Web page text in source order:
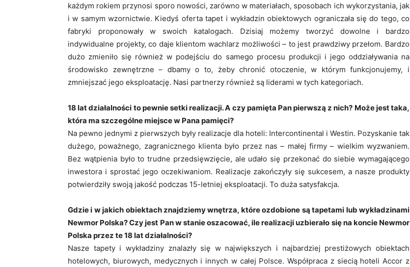
każdym rokiem przynosi sporo nowości, zarówno w materiałach, sposobach ich wykorzystania, jak
i w samym wzornictwie. Kiedyś oferta tapet i wykładzin obiektowych ograniczała się do tego, co
fabryki proponowały w swoich katalogach. Dzisiaj możemy tworzyć dowolne i bardzo
indywidualne projekty, co daje klientom wachlarz możliwości – to jest prawdziwy przełom. Bardzo
dużo zmieniło się również w podejściu do samego procesu produkcji i jego oddziaływania na
środowisko zewnętrzne – dbamy o to, żeby chronić otoczenie, w którym funkcjonujemy, i
zmniejszać jego eksploatację. Nasi partnerzy również są liderami w tych kategoriach.
18 lat działalności to pewnie setki realizacji. A czy pamięta Pan pierwszą z nich? Może jest taka,
która ma szczególne miejsce w Pana pamięci?
Na pewno jednymi z pierwszych były realizacje dla hoteli: Intercontinental i Westin. Pozyskanie tak
dużego, poważnego, zagranicznego klienta było przez nas – małej firmy – wielkim wyzwaniem.
Bez wątpienia było to trudne przedsięwzięcie, ale udało się przekonać do siebie wymagającego
inwestora i sprostać jego oczekiwaniom. Realizacje zakończyły się sukcesem, a nasze produkty
potwierdziły swoją jakość podczas 15-letniej eksploatacji. To duża satysfakcja.
Gdzie i w jakich obiektach znajdziemy wnętrza, które ozdobione są tapetami lub wykładzinami
Newmor Polska? Czy jest Pan w stanie oszacować, ile realizacji uzbierało się na koncie Newmor
Polska przez te 18 lat działalności?
Nasze tapety i wykładziny znalazły się w największych i najbardziej prestiżowych obiektach
hotelowych, biurowych, medycznych i innych w całej Polsce. Współpraca z siecią hoteli Accor z